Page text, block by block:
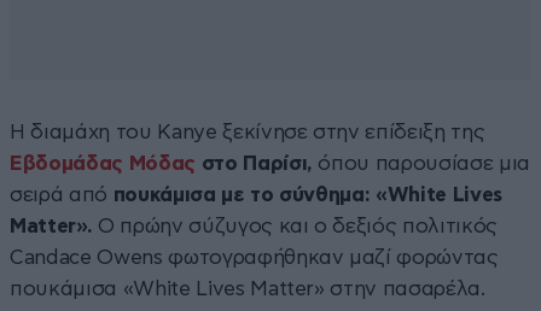
Η διαμάχη του Kanye ξεκίνησε στην επίδειξη της
Εβδομάδας Μόδας στο Παρίσι, όπου παρουσίασε μια
σειρά από πουκάμισα με το σύνθημα: «White Lives
Matter». Ο πρώην σύζυγος και ο δεξιός πολιτικός
Candace Owens φωτογραφήθηκαν μαζί φορώντας
πουκάμισα «White Lives Matter» στην πασαρέλα.